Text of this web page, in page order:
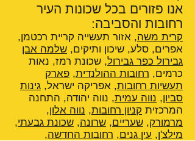
אנו פזורים בכל שכונות העיר
רחובות והסביבה:
קרית משה, אזור תעשייה קריית רכטמן,
אפרים, סלע, שיכון ותיקים, שלמה אבן
גבירול כפר גבירול, שכונת רמז, נאות
כרמים, רחובות ההולנדית, פארק
תעשיות רחובות, אפריקה ישראל, גינות
סביון, נווה עמית, נווה יהודה, התחנה
המרכזית קניון רחובות, נווה אלון,
מרמורק, שעריים, שרונה, שכונת גבעתי,
מילצ'ן, עין גנים, רחובות החדשה,